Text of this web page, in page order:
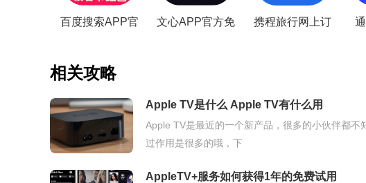
百度搜索APP官 文心APP官方免 携程旅行网上订
相关攻略
Apple TV是什么 Apple TV有什么用
Apple TV是最近的一个新产品，很多的小伙伴都
过作用是很多的哦，下
AppleTV+服务如何获得1年的免费试用